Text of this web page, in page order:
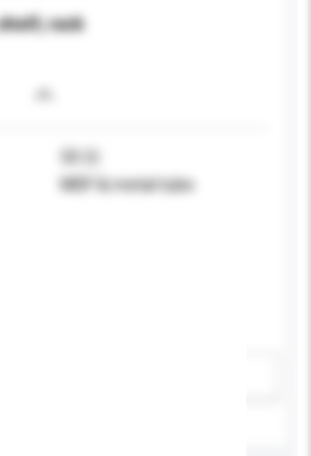
rack
50 日
MDF & metal tube